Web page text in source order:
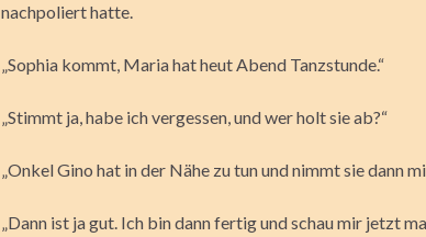
nachpoliert hatte.
„Sophia kommt, Maria hat heut Abend Tanzstunde.“
„Stimmt ja, habe ich vergessen, und wer holt sie ab?“
„Onkel Gino hat in der Nähe zu tun und nimmt sie dann
„Dann ist ja gut. Ich bin dann fertig und schau mir jetzt